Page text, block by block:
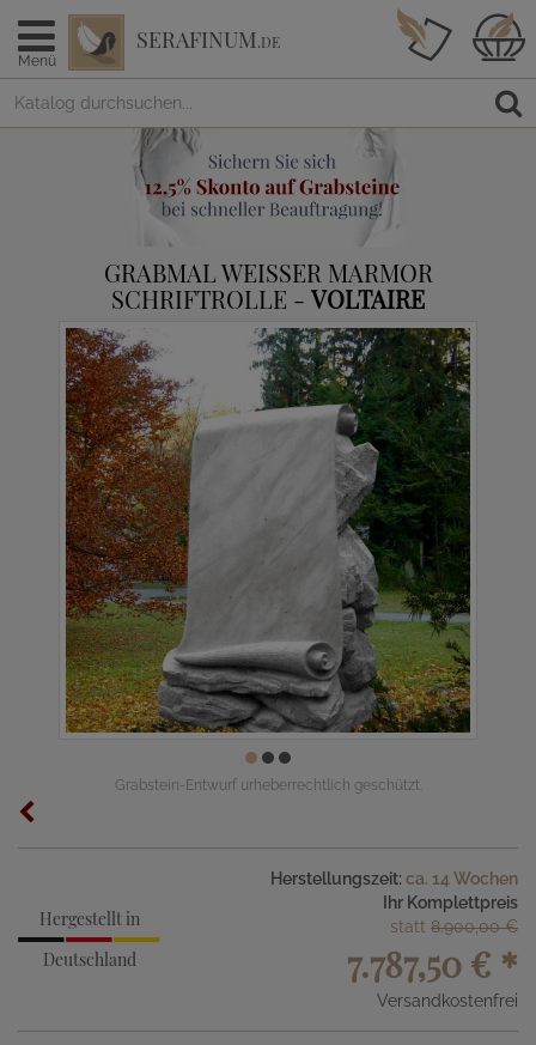
Menü
SERAFINUM.DE
GRABMAL WEISSER MARMOR S
CHRIFTROLLE - VOLTAIRE
Grabstein-Entwurf urheberrechtlich geschützt.
Hergestellt in
Deutschland
Herstellungszeit: ca. 14 Wochen
Ihr Komplettpreis
statt 8.900,00 €
7.787,50 € *
Versandkostenfrei